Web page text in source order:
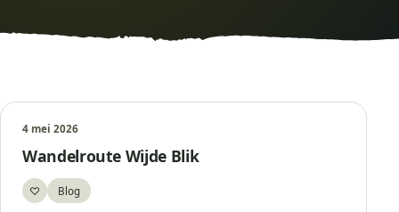
4 mei 2026
Wandelroute Wijde Blik
♡Bewaar
Blog